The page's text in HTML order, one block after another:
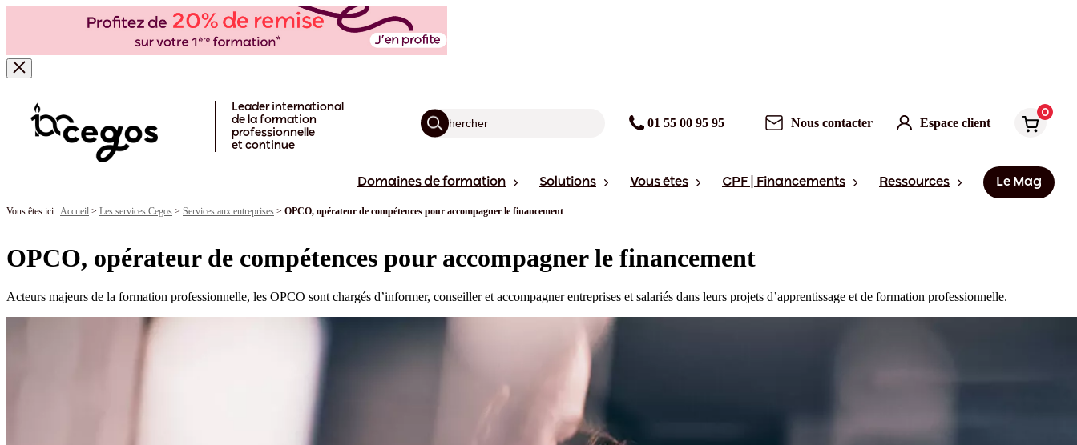
Leader international
de la formation
professionnelle
et continue
01 55 00 95 95 Nous contacter Espace client
0
Domaines de formation Solutions Vous êtes CPF | Financements Ressources Le Mag
Vous êtes ici :Accueil > Les services Cegos > Services aux entreprises > OPCO, opérateur de compétences pour accompagner le financement
OPCO, opérateur de compétences pour accompagner le financement
Acteurs majeurs de la formation professionnelle, les OPCO sont chargés d’informer, conseiller et accompagner entreprises et salariés dans leurs projets d’apprentissage et de formation professionnelle.